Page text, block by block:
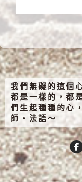
我們無礙的這個
都是一樣的，都
們生起種種的心
師‧法語～